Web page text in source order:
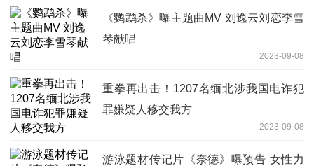
《鹦鹉杀》曝主题曲MV 刘逸云刘恋李雪
琴献唱
2023-09-08
重拳再出击！1207名缅北涉我国电诈犯
罪嫌疑人移交我方
2023-09-08
游泳题材传记片《奈德》曝预告 女性力